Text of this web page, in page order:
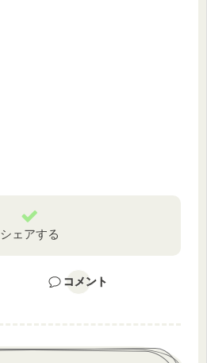
シェアする
コメント